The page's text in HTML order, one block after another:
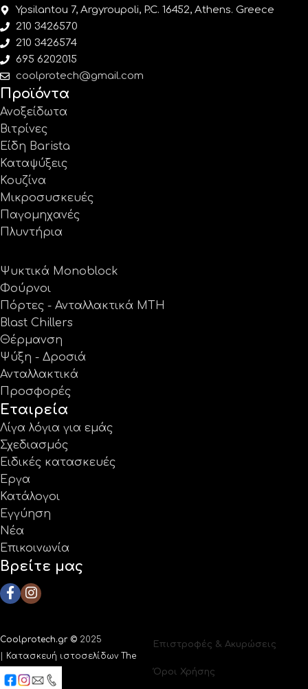
Ypsilantou 7, Argyroupoli, P.C. 16452, Athens. Greece
210 3426570
210 3426574
695 6202015
coolprotech@gmail.com
Προϊόντα
Ανοξείδωτα
Βιτρίνες
Είδη Barista
Καταψύξεις
Κουζίνα
Μικροσυσκευές
Παγομηχανές
Πλυντήρια
Ψυκτικά Monoblock
Φούρνοι
Πόρτες - Ανταλλακτικά MTH
Blast Chillers
Θέρμανση
Ψύξη - Δροσιά
Ανταλλακτικά
Προσφορές
Εταιρεία
Λίγα λόγια για εμάς
Σχεδιασμός
Ειδικές κατασκευές
Έργα
Κατάλογοι
Εγγύηση
Νέα
Επικοινωνία
Βρείτε μας
Coolprotech.gr © 2025
Κατασκευή ιστοσελίδων The
Webians
Επιστροφές & Ακυρώσεις
Όροι Χρήσης